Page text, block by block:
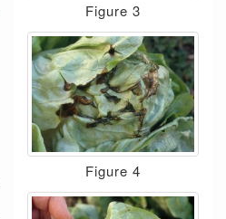
Figure 3
Figure 4